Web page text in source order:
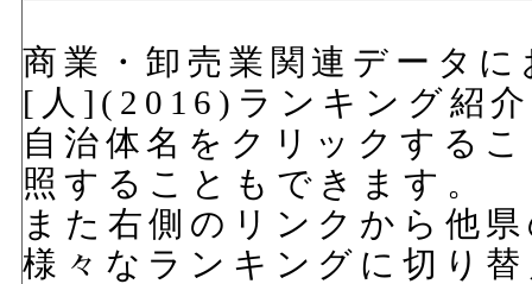
商業・卸売業関連データ
[人](2016)ランキング紹
自治体名をクリックする
照することもできます。
また右側のリンクから他
様々なランキングに切り